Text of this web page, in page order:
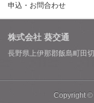
申込・お問合わせ
株式会社 葵交通
長野県上伊那郡飯島町田
Copyright